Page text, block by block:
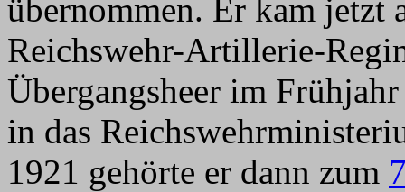
übernommen. Er kam jetzt
Reichswehr-Artillerie-
Übergangsheer im
in das
1921 gehörte er dann zum